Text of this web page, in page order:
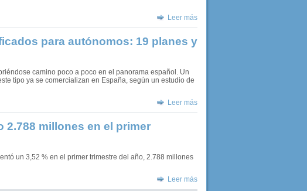
Leer más
para autónomos: 19 planes y
camino poco a poco en el panorama español. Un
tipo ya se comercializan en España, según un estudio de
Leer más
2.788 millones en el primer
un 3,52 % en el primer trimestre del año, 2.788 millones
Leer más